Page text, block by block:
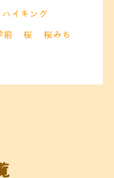
ハイキング
前 桜
桜みち